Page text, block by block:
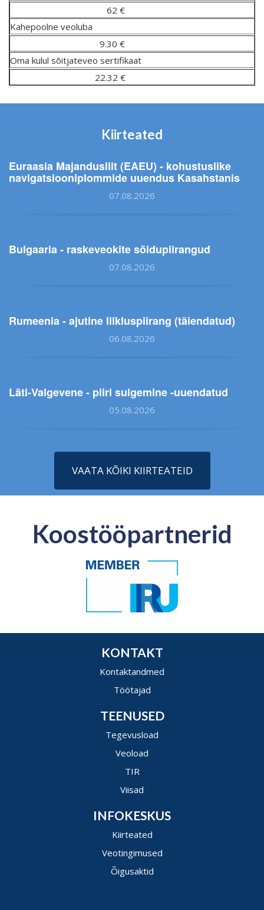
62 €
Kahepoolne veoluba
9.30 €
Oma kulul sõitjateveo sertifikaat
22.32 €
Kiirteated
Euraasia Majandusliit (EAEU) - kohustuslike
navigatsiooniplommide uuendus Kasahstanis
07.08.2026
Bulgaaria - raskeveokite sõidupiirangud
07.08.2026
Rumeenia - ajutine liikluspiirang (täiendatud)
06.08.2026
Läti-Valgevene - piiri sulgemine -uuendatud
05.08.2026
VAATA KÕIKI KIIRTEATEID
Koostööpartnerid
KONTAKT
Kontaktandmed
Töötajad
TEENUSED
Tegevusload
Veoload
TIR
Viisad
INFOKESKUS
Kiirteated
Veotingimused
Õigusaktid